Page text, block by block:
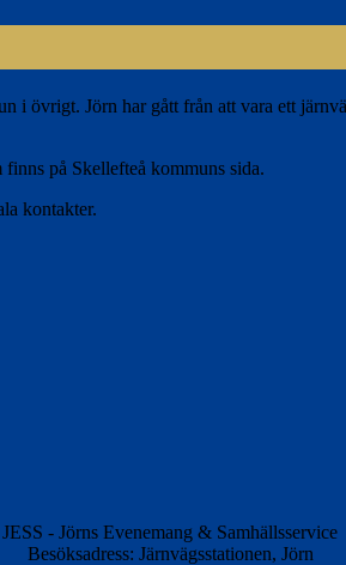
i övrigt. Jörn har gått från att vara ett
på Skellefteå kommuns sida.
kontakter.
JESS - Jörns Evenemang & Samhällsservice
Besöksadress: Järnvägsstationen, Jörn